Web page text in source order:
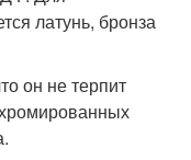
латунь, бронза
он не терпит